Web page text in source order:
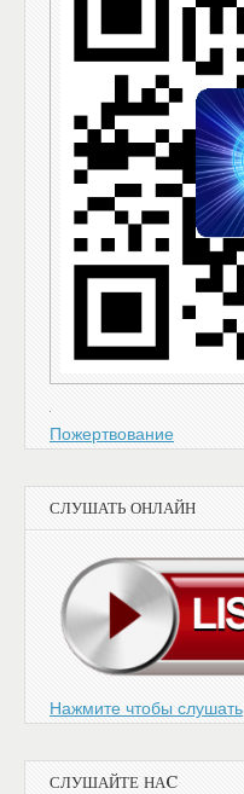
Пожертвование
СЛУШАТЬ ОНЛАЙН
Нажмите чтобы слушать
СЛУШАЙТЕ НАC